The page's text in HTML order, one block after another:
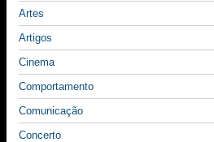
Artes
Artigos
Cinema
Comportamento
Comunicação
Concerto